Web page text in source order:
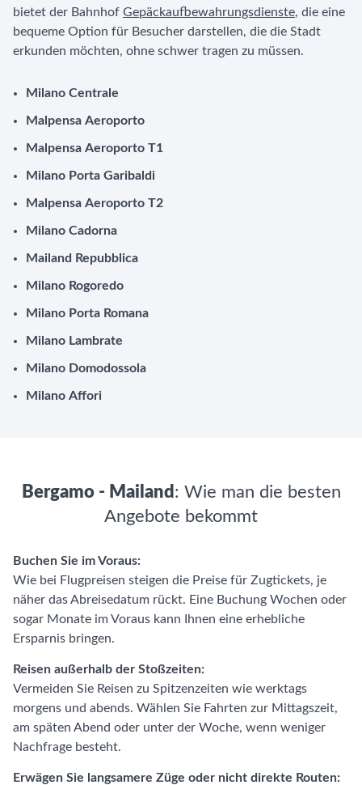
bietet der Bahnhof Gepäckaufbewahrungsdienste, die eine
bequeme Option für Besucher darstellen, die die Stadt
erkunden möchten, ohne schwer tragen zu müssen.
Milano Centrale
Malpensa Aeroporto
Malpensa Aeroporto T1
Milano Porta Garibaldi
Malpensa Aeroporto T2
Milano Cadorna
Mailand Repubblica
Milano Rogoredo
Milano Porta Romana
Milano Lambrate
Milano Domodossola
Milano Affori
Bergamo - Mailand : Wie man die besten
Angebote bekommt
Buchen Sie im Voraus:
Wie bei Flugpreisen steigen die Preise für Zugtickets, je
näher das Abreisedatum rückt. Eine Buchung Wochen oder
sogar Monate im Voraus kann Ihnen eine erhebliche
Ersparnis bringen.
Reisen außerhalb der Stoßzeiten:
Vermeiden Sie Reisen zu Spitzenzeiten wie werktags
morgens und abends. Wählen Sie Fahrten zur Mittagszeit,
am späten Abend oder unter der Woche, wenn weniger
Nachfrage besteht.
Erwägen Sie langsamere Züge oder nicht direkte Routen: